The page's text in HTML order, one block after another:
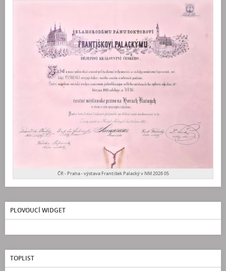
ČR - Praha - výstava František Palacký v NM 2026 05
PLOVOUCÍ WIDGET
TOPLIST